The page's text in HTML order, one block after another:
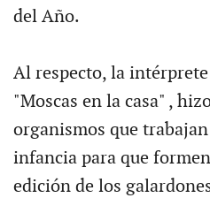
del Año.
Al respecto, la
"Moscas en la casa" ,
organismos que
infancia para que
edición de los